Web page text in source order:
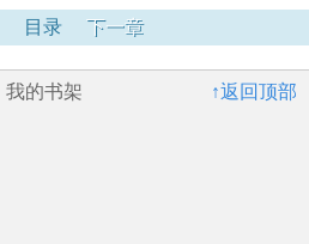
目录 下一章
↑返回顶部
我的书架